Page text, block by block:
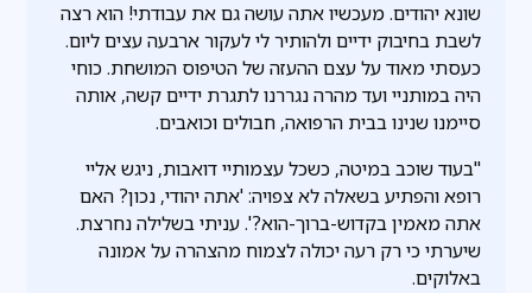
שונא יהודים. מעכשיו אתה עושה גם את עבודתי! הוא רצה
לשבת בחיבוק ידיים ולהותיר לי לעקור ארבעה עצים ליום.
כעסתי מאוד על עצם ההעזה של הטיפוס המושחת. כוחי
היה במותניי ועד מהרה נגררנו לתגרת ידיים קשה, אותה
סיימנו שנינו בבית הרפואה, חבולים וכואבים.
"בעוד שוכב במיטה, כשכל עצמותיי דואבות, ניגש אליי
רופא והפתיע בשאלה לא צפויה: 'אתה יהודי, נכון? האם
אתה מאמין בקדוש-ברוך-הוא?'. עניתי בשלילה נחרצת.
שיערתי כי רק רעה יכולה לצמוח מהצהרה על אמונה
באלוקים.